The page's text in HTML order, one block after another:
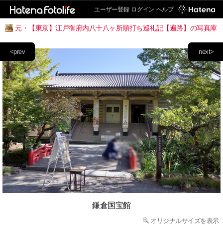
ユーザー登録 ログイン ヘルプ
元・【東京】江戸御府内八十八ヶ所順打ち巡礼記【遍路】の写真庫
next>
<prev
鎌倉国宝館
オリジナルサイズを表示